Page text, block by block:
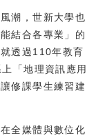
潮，世新大學也
結合各專業」的
透過110年教育
「地理資訊應用
修課學生練習建
全媒體與數位化